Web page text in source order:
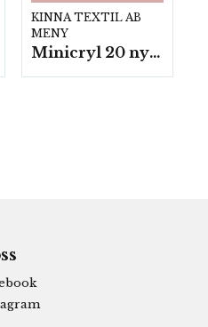
KINNA TEXTIL AB
MENY
Minicryl 20 nystan a25g./fp.